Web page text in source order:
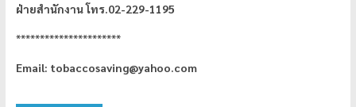
ฝ่ายสำนักงาน โทร.02-229-1195
**********************
Email: tobaccosaving@yahoo.com